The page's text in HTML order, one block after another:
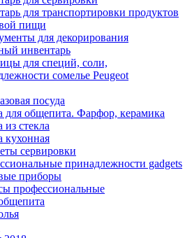
для транспортировки продуктов
пищи
для декорирования
инвентарь
для специй, соли,
сомелье Peugeot
посуда
для общепита. Фарфор, керамика
из стекла
кухонная
сервировки
принадлежности gadgets
приборы
профессиональные